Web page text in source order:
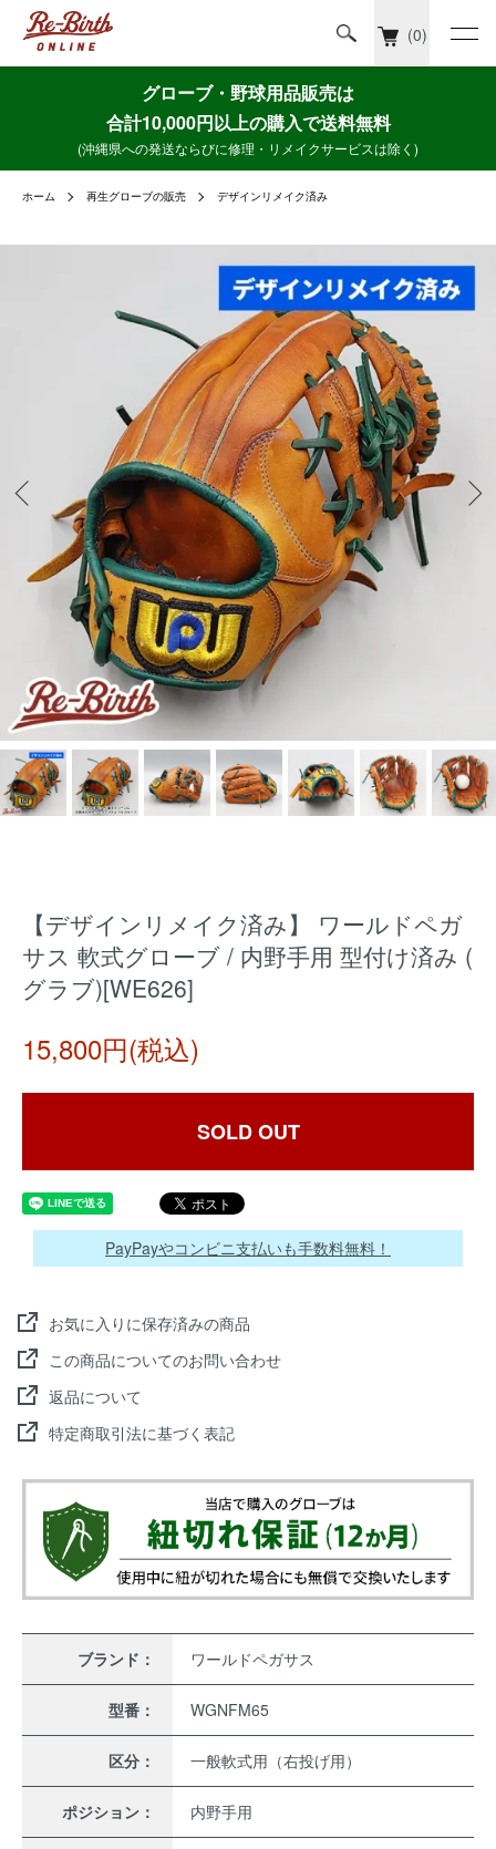
(0)
グローブ・野球用品販売は
合計10,000円以上の購入で送料無料
(沖縄県への発送ならびに修理・リメイクサービスは除く)
ホーム 再生グローブの販売 デザインリメイク済み
【デザインリメイク済み】 ワールドペガ
サス 軟式グローブ / 内野手用 型付け済み (
グラブ)[WE626]
15,800円(税込)
SOLD OUT
PayPayやコンビニ支払いも手数料無料！
お気に入りに保存済みの商品
この商品についてのお問い合わせ
返品について
特定商取引法に基づく表記
ブランド： ワールドペガサス
型番： WGNFM65
区分： 一般軟式用（右投げ用）
ポジション： 内野手用